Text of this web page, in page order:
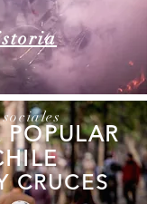
POPULAR
CRUCES